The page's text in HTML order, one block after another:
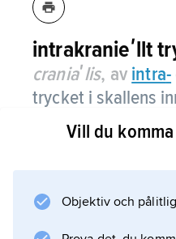
intrakranieʹllt
craniaʹlis, av intra-
trycket i skallens
hjärnvävnad och
hjärnvätska.
faktorer, t.ex. centrala
Vill du
Objektiv och